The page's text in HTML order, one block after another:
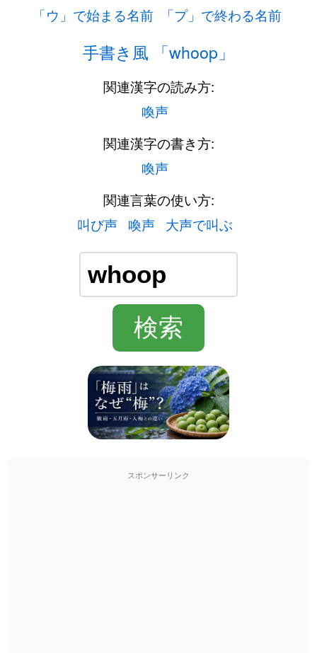
「ウ」で始まる名前 「プ」で終わる名前
手書き風 「whoop」
関連漢字の読み方:
喚声
関連漢字の書き方:
喚声
関連言葉の使い方:
叫び声
喚声 大声で叫ぶ
スポンサーリンク